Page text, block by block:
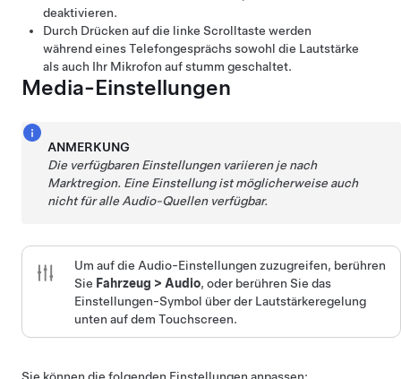
deaktivieren.
Durch Drücken auf die linke Scrolltaste werden
während eines Telefongesprächs sowohl die Lautstärke
als auch Ihr Mikrofon auf stumm geschaltet.
Media-Einstellungen
ANMERKUNG
Die verfügbaren Einstellungen variieren je nach
Marktregion. Eine Einstellung ist möglicherweise auch
nicht für alle Audio-Quellen verfügbar.
Um auf die Audio-Einstellungen zuzugreifen, berühren
Sie Fahrzeug > Audio, oder berühren Sie das
Einstellungen-Symbol über der Lautstärkeregelung
unten auf dem Touchscreen.
Sie können die folgenden Einstellungen anpassen: